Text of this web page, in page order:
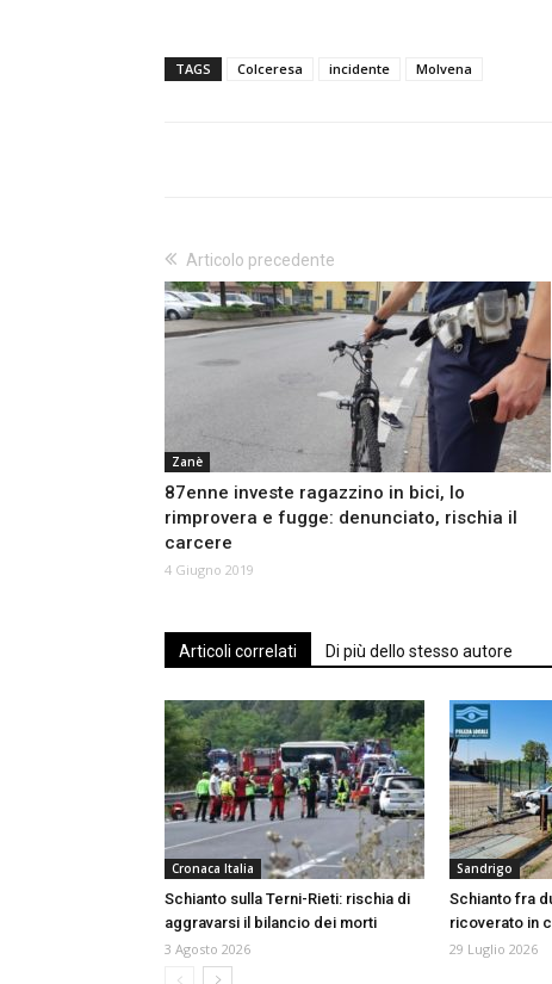
TAGS Colceresa incidente Molvena
Articolo precedente
Zanè
87enne investe ragazzino in bici, lo
rimprovera e fugge: denunciato, rischia il
carcere
4 Giugno 2019
Articoli correlati Di più dello stesso autore
Cronaca Italia
Schianto sulla Terni-Rieti: rischia di
aggravarsi il bilancio dei morti
3 Agosto 2026
Sandrigo
Schianto fra
ricoverato in
29 Luglio 2026